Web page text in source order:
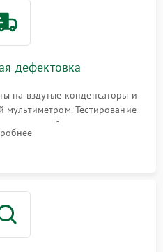
дефектовка
на вздутые конденсаторы и
Тестирование
накопителей с помощью
сбойных секторов и